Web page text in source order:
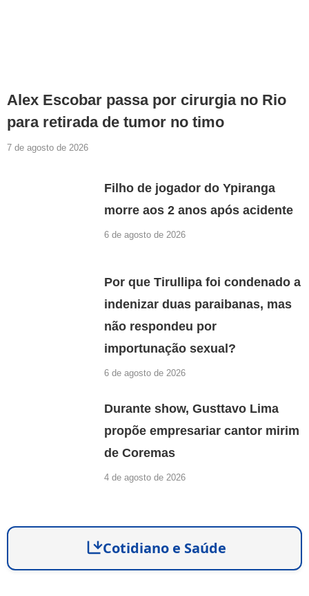
Alex Escobar passa por cirurgia no Rio
para retirada de tumor no timo
7 de agosto de 2026
Filho de jogador do Ypiranga
morre aos 2 anos após acidente
6 de agosto de 2026
Por que Tirullipa foi condenado a
indenizar duas paraibanas, mas
não respondeu por
importunação sexual?
6 de agosto de 2026
Durante show, Gusttavo Lima
propõe empresariar cantor mirim
de Coremas
4 de agosto de 2026
Cotidiano e Saúde